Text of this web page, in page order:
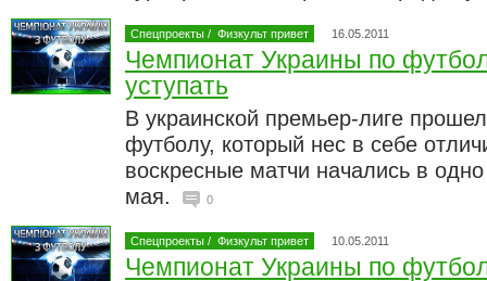
Спецпроекты / Физкульт привет 16.05.2011
Чемпионат Украины по
уступать
В украинской премьер-лиге
футболу, который нес в себе
воскресные матчи начались в
мая.
0
Спецпроекты / Физкульт привет 10.05.2011
Чемпионат Украины по